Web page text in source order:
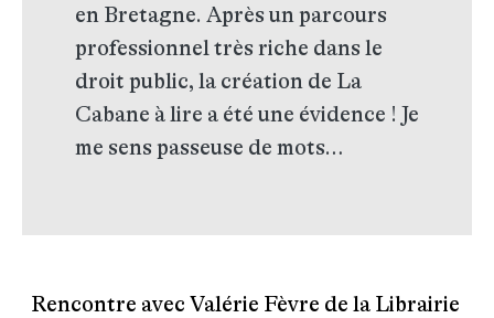
en Bretagne. Après un parcours
professionnel très riche dans le
droit public, la création de La
Cabane à lire a été une évidence ! Je
me sens passeuse de mots…
Rencontre avec Valérie Fèvre de la Librairie